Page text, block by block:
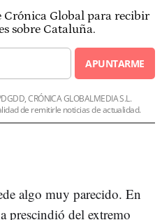
Crónica Global para recibir
sobre Cataluña.
APUNTARME
CRÓNICA GLOBALMEDIA S.L.
de remitirle noticias de actualidad.
algo muy parecido. En
prescindió del extremo